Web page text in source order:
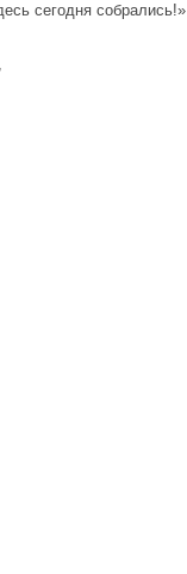
сегодня собрались!»